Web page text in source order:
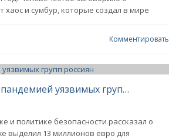
хаос и сумбур, которые создал в мире
Комментировать
Евросоюз выделил 13 млн евро для затронутых пандемией уязвимых групп россиян
и политике безопасности рассказал о
выделил 13 миллионов евро для